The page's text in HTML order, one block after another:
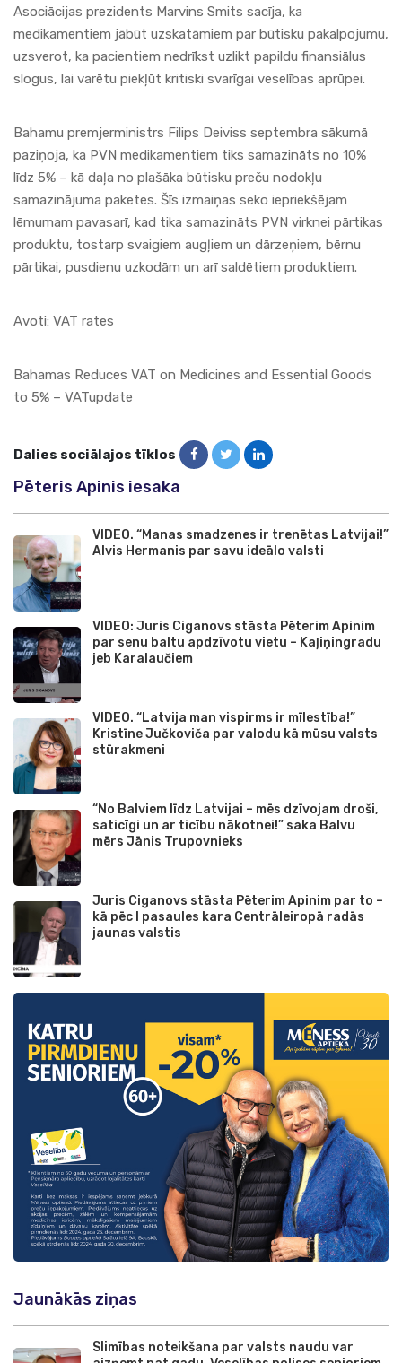
Asociācijas prezidents Marvins Smits sacīja, ka
medikamentiem jābūt uzskatāmiem par būtisku pakalpojumu,
uzsverot, ka pacientiem nedrīkst uzlikt papildu finansiālus
slogus, lai varētu piekļūt kritiski svarīgai veselības aprūpei.
Bahamu premjerministrs Filips Deiviss septembra sākumā
paziņoja, ka PVN medikamentiem tiks samazināts no 10%
līdz 5% – kā daļa no plašāka būtisku preču nodokļu
samazinājuma paketes. Šīs izmaiņas seko iepriekšējam
lēmumam pavasarī, kad tika samazināts PVN virknei pārtikas
produktu, tostarp svaigiem augļiem un dārzeņiem, bērnu
pārtikai, pusdienu uzkodām un arī saldētiem produktiem.
Avoti: VAT rates
Bahamas Reduces VAT on Medicines and Essential Goods
to 5% – VATupdate
Dalies sociālajos tīklos
Pēteris Apinis iesaka
VIDEO. “Manas smadzenes ir trenētas Latvijai!”
Alvis Hermanis par savu ideālo valsti
VIDEO: Juris Ciganovs stāsta Pēterim Apinim
par senu baltu apdzīvotu vietu – Kaļiņingradu
jeb Karalaučiem
VIDEO. “Latvija man vispirms ir mīlestība!”
Kristīne Jučkoviča par valodu kā mūsu valsts
stūrakmeni
“No Balviem līdz Latvijai – mēs dzīvojam droši,
saticīgi un ar ticību nākotnei!” saka Balvu
mērs Jānis Trupovnieks
Juris Ciganovs stāsta Pēterim Apinim par to –
kā pēc I pasaules kara Centrāleiropā radās
jaunas valstis
Jaunākās ziņas
Slimības noteikšana par valsts naudu var